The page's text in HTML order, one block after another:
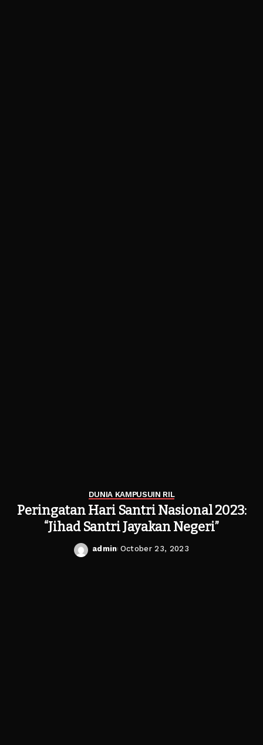
DUNIA KAMPUSUIN RIL
Peringatan Hari Santri Nasional 2023:
“Jihad Santri Jayakan Negeri”
Posted
admin October 23, 2023